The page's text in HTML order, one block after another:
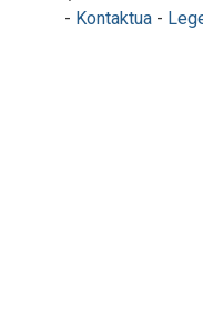
- Kontaktua-